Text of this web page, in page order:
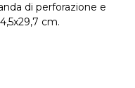
di perforazione e
cm.